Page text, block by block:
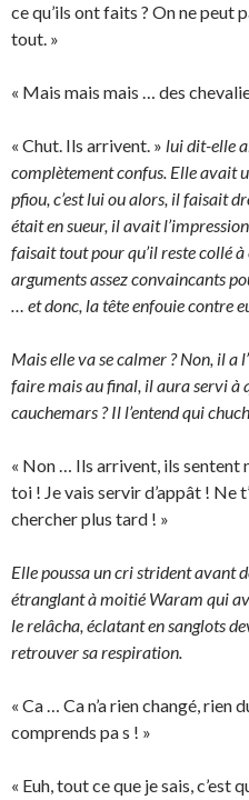
ce qu’ils ont faits ? On ne peut
tout. »
« Mais mais mais … des
« Chut. Ils arrivent. » lui dit-elle
complètement confus. Elle avait
pfiou, c’est lui ou alors, il faisait
était en sueur, il avait
faisait tout pour qu’il reste collé
arguments assez convaincants
… et donc, la tête enfouie contre
Mais elle va se calmer ? Non, il a
faire mais au final, il aura servi à
cauchemars ? Il l’entend qui
« Non … Ils arrivent, ils sentent
toi ! Je vais servir d’appât ! Ne
chercher plus tard ! »
Elle poussa un cri strident avant
étranglant à moitié Waram qui
le relâcha, éclatant en sanglots
retrouver sa respiration.
« Ca … Ca n’a rien changé, rien
comprends pa s ! »
« Euh, tout ce que je sais, c’est